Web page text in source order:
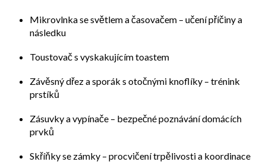
Mikrovlnka se světlem a časovačem – učení příčiny a
následku
Toustovač s vyskakujícím toastem
Závěsný dřez a sporák s otočnými knoflíky – trénink
prstíků
Zásuvky a vypínače – bezpečné poznávání domácích
prvků
Skříňky se zámky – procvičení trpělivosti a koordinace